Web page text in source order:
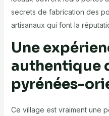
secrets de fabrication des
artisanaux qui font la
Une
authentique
pyrénées-
Ce village est vraiment une